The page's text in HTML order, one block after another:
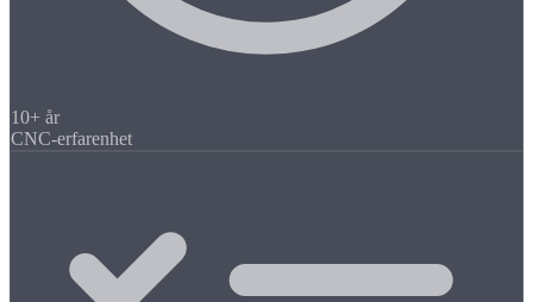
10+ år
CNC-erfarenhet